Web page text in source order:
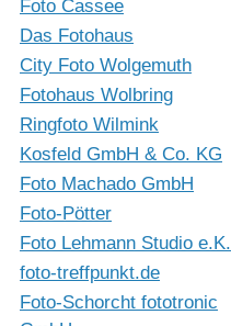
Foto Cassee
Das Fotohaus
City Foto Wolgemuth
Fotohaus Wolbring
Ringfoto Wilmink
Kosfeld GmbH & Co. KG
Foto Machado GmbH
Foto-Pötter
Foto Lehmann Studio e.K.
foto-treffpunkt.de
Foto-Schorcht fototronic